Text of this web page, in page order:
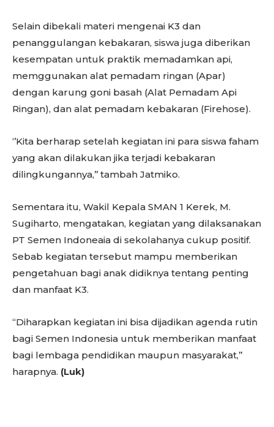
Selain dibekali materi mengenai K3 dan
penanggulangan kebakaran, siswa juga diberikan
kesempatan untuk praktik memadamkan api,
memggunakan alat pemadam ringan (Apar)
dengan karung goni basah (Alat Pemadam Api
Ringan), dan alat pemadam kebakaran (Firehose).
‘’Kita berharap setelah kegiatan ini para siswa faham
yang akan dilakukan jika terjadi kebakaran
dilingkungannya,’’ tambah Jatmiko.
Sementara itu, Wakil Kepala SMAN 1 Kerek, M.
Sugiharto, mengatakan, kegiatan yang dilaksanakan
PT Semen Indoneaia di sekolahanya cukup positif.
Sebab kegiatan tersebut mampu memberikan
pengetahuan bagi anak didiknya tentang penting
dan manfaat K3.
“Diharapkan kegiatan ini bisa dijadikan agenda rutin
bagi Semen Indonesia untuk memberikan manfaat
bagi lembaga pendidikan maupun masyarakat,’’
harapnya. (Luk)